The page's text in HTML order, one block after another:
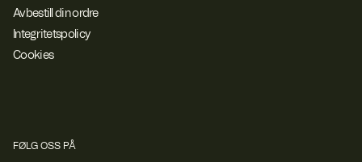
Avbestill din ordre
Integritetspolicy
Cookies
FØLG OSS PÅ